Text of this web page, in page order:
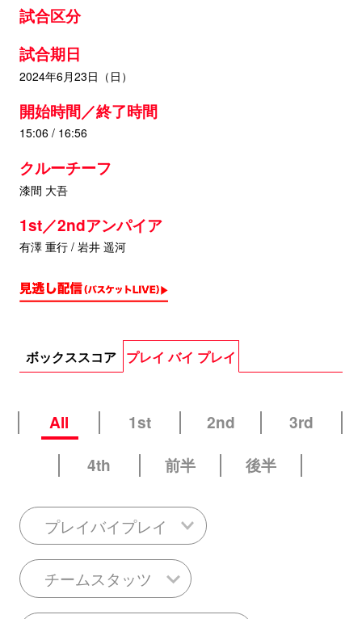
試合区分
試合期日
2024年6月23日（日）
開始時間／終了時間
15:06 / 16:56
クルーチーフ
漆間 大吾
1st／2ndアンパイア
有澤 重行 / 岩井 遥河
ボックススコア プレイ バイ プレイ
All 1st 2nd
3rd
4th
前半 後半
プレイバイプレイ
チームスタッツ